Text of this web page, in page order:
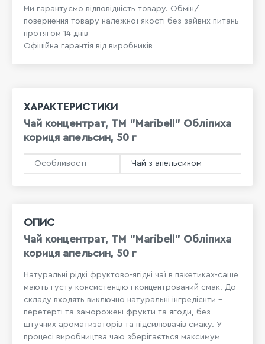
Ми гарантуємо відповідність товару. Обмін/
повернення товару належної якості без зайвих питань
протягом 14 днів
Офіційна гарантія від виробників
ОПИС
Чай концентрат, ТМ "Maribell" Обліпиха
кориця апельсин, 50 г
Натуральні рідкі фруктово-ягідні чаї в пакетиках-саше
мають густу консистенцію і концентрований смак. До
складу входять виключно натуральні інгредієнти –
перетерті та заморожені фрукти та ягоди, без
штучних ароматизаторів та підсилювачів смаку. У
процесі виробництва чаю зберігається максимум
ХАРАКТЕРИСТИКИ
Чай концентрат, ТМ "Maribell" Обліпиха
кориця апельсин, 50 г
Особливості Чай з апельсином